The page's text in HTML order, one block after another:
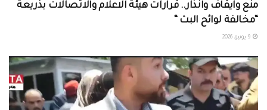
منع وايقاف وانذار.. قرارات هيئة الاعلام والاتصالات بذريعة
“مخالفة لوائح البث “